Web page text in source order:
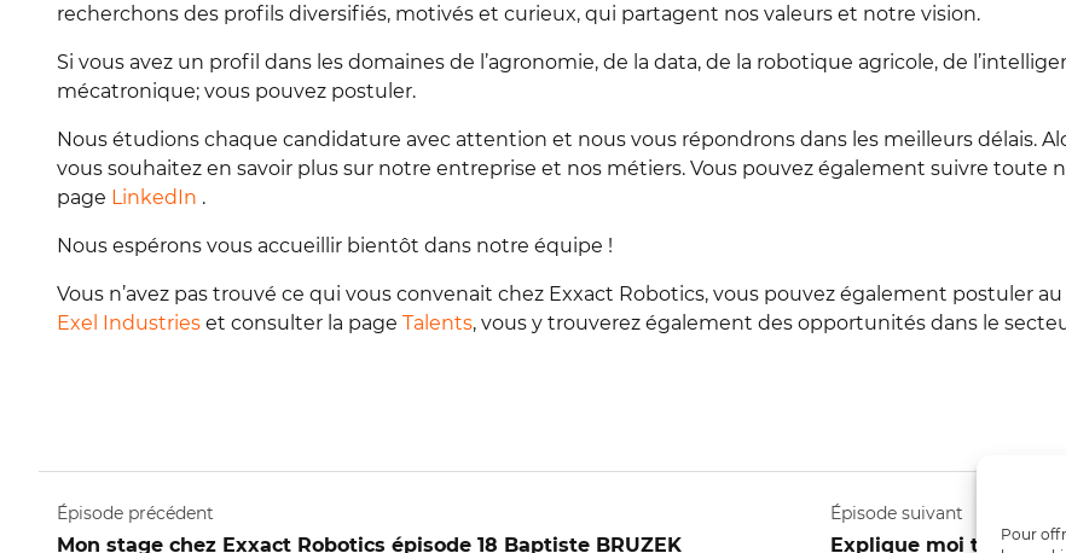
Pour
recherchons des profils diversifiés, motivés et curieux, qui partagent nos valeurs et notre vision.
Si vous avez un profil dans les domaines de l’agronomie, de la data, de la robotique agricole, de
mécatronique; vous pouvez postuler.
Nous étudions chaque candidature avec attention et nous vous répondrons dans les meilleurs délais.
vous souhaitez en savoir plus sur notre entreprise et nos métiers. Vous pouvez également suivre toute
page LinkedIn .
Nous espérons vous accueillir bientôt dans notre équipe !
Vous n’avez pas trouvé ce qui vous convenait chez Exxact Robotics, vous pouvez également postuler
Exel Industries et consulter la page Talents, vous y trouverez également des opportunités dans le
Épisode précédent
Mon stage chez Exxact Robotics épisode 18 Baptiste BRUZEK
Épisode suivant
Explique moi ton